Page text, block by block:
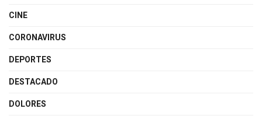
CINE
CORONAVIRUS
DEPORTES
DESTACADO
DOLORES